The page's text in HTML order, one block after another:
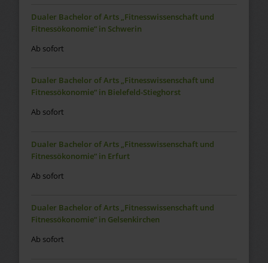
Dualer Bachelor of Arts „Fitnesswissenschaft und
Fitnessökonomie“ in Schwerin
Ab sofort
Dualer Bachelor of Arts „Fitnesswissenschaft und
Fitnessökonomie“ in Bielefeld-Stieghorst
Ab sofort
Dualer Bachelor of Arts „Fitnesswissenschaft und
Fitnessökonomie“ in Erfurt
Ab sofort
Dualer Bachelor of Arts „Fitnesswissenschaft und
Fitnessökonomie“ in Gelsenkirchen
Ab sofort